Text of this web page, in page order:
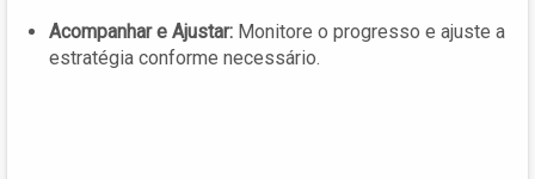
Acompanhar e Ajustar: Monitore o progresso e ajuste a
estratégia conforme necessário.